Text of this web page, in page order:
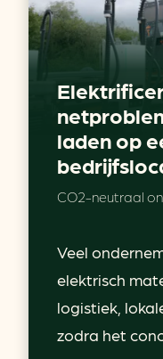
laden op
CO2-neutraal
Veel
elektrisch
logistiek,
zodra het